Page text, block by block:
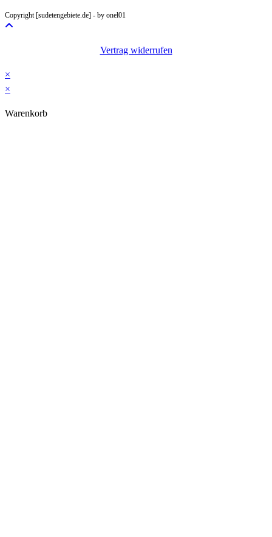
Copyright [sudetengebiete.de] - by onel01
Vertrag widerrufen
×
×
Warenkorb